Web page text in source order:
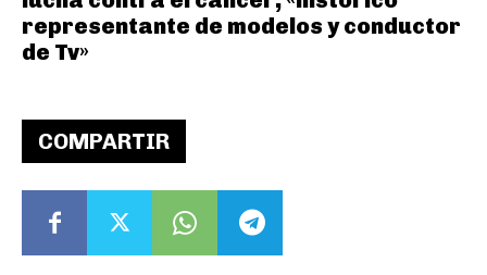
COMPARTIR
representante de modelos y conductor
de Tv»